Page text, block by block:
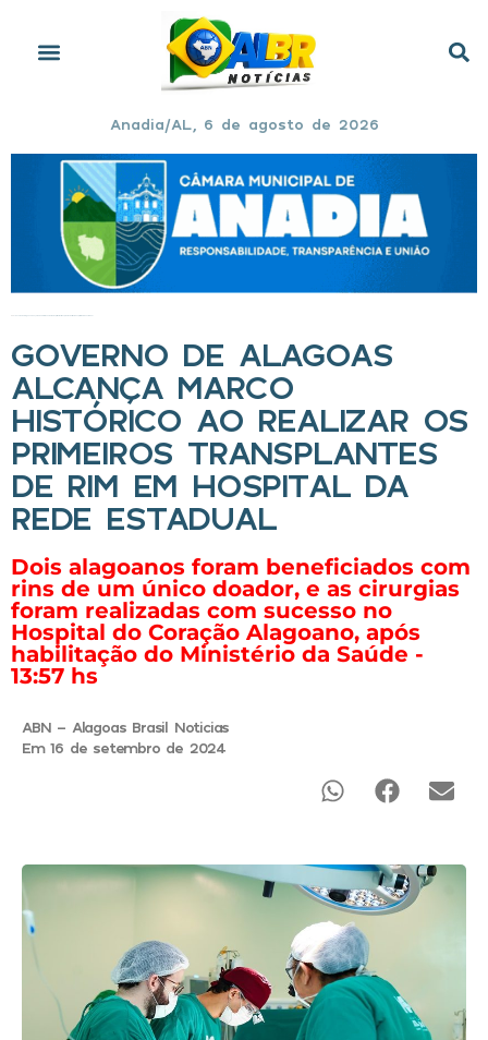
Anadia/AL, 6 de agosto de 2026
GOVERNO DE ALAGOAS
ALCANÇA MARCO
HISTÓRICO AO REALIZAR OS
PRIMEIROS TRANSPLANTES
DE RIM EM HOSPITAL DA
REDE ESTADUAL
Dois alagoanos foram beneficiados com
rins de um único doador, e as cirurgias
foram realizadas com sucesso no
Hospital do Coração Alagoano, após
habilitação do Ministério da Saúde -
13:57 hs
ABN - Alagoas Brasil Noticias
Em 16 de setembro de 2024